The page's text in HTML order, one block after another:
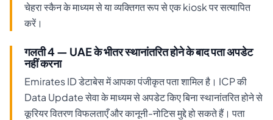
चेहरा स्कैन के माध्यम से या व्यक्तिगत रूप से एक kiosk पर सत्यापित
करें।
गलती 4 — UAE के भीतर स्थानांतरित होने के बाद पता अपडेट
नहीं करना
Emirates ID डेटाबेस में आपका पंजीकृत पता शामिल है। ICP की
Data Update सेवा के माध्यम से अपडेट किए बिना स्थानांतरित होने से
कूरियर वितरण विफलताएँ और कानूनी-नोटिस मुद्दे हो सकते हैं। पता